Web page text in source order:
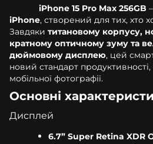
iPhone 15 Pro Max 256GB
iPhone, створений для тих, хто
Завдяки титановому корпусу,
кратному оптичному зуму та
дюймовому дисплею, цей
новий стандарт продуктивності,
мобільної фотографії.
Основні
Дисплей
6.7” Super Retina XDR